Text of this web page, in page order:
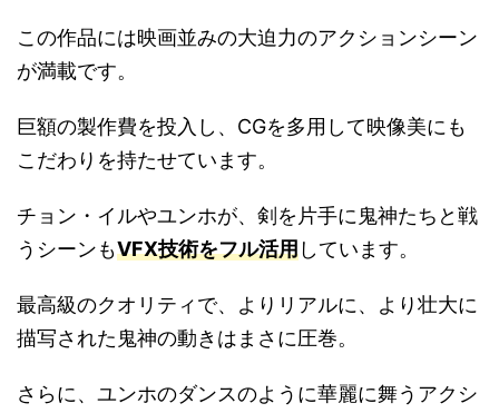
この作品には映画並みの大迫力のアクションシーン
が満載です。
巨額の製作費を投入し、CGを多用して映像美にも
こだわりを持たせています。
チョン・イルやユンホが、剣を片手に鬼神たちと戦
うシーンもVFX技術をフル活用しています。
最高級のクオリティで、よりリアルに、より壮大に
描写された鬼神の動きはまさに圧巻。
さらに、ユンホのダンスのように華麗に舞うアクシ